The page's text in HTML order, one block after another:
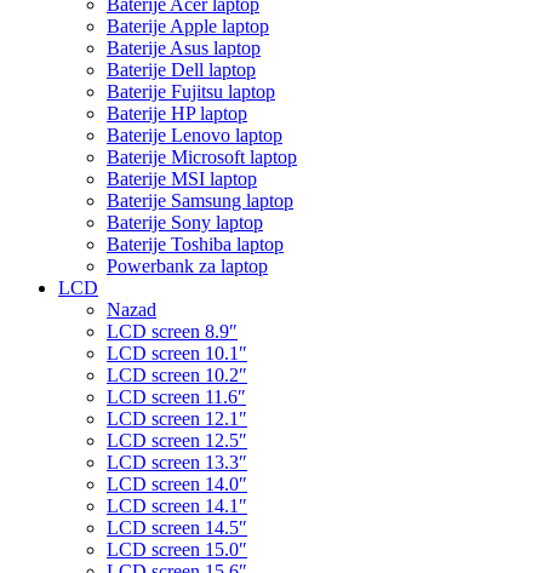
Baterije Apple laptop
Baterije Asus laptop
Baterije Dell laptop
Baterije Fujitsu laptop
Baterije HP laptop
Baterije Lenovo laptop
Baterije Microsoft laptop
Baterije MSI laptop
Baterije Samsung laptop
Baterije Sony laptop
Baterije Toshiba laptop
Powerbank za laptop
LCD
Nazad
LCD screen 8.9″
LCD screen 10.1″
LCD screen 10.2″
LCD screen 11.6″
LCD screen 12.1″
LCD screen 12.5″
LCD screen 13.3″
LCD screen 14.0″
LCD screen 14.1″
LCD screen 14.5″
LCD screen 15.0″